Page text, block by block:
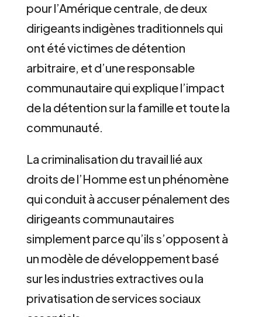
pour l’Amérique centrale, de deux
dirigeants indigènes traditionnels qui
ont été victimes de détention
arbitraire, et d’une responsable
communautaire qui explique l’impact
de la détention sur la famille et toute la
communauté.
La criminalisation du travail lié aux
droits de l’Homme est un phénomène
qui conduit à accuser pénalement des
dirigeants communautaires
simplement parce qu’ils s’opposent à
un modèle de développement basé
sur les industries extractives ou la
privatisation de services sociaux